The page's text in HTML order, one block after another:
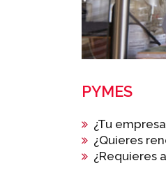
PYMES
¿Tu
¿Quieres
¿Requieres